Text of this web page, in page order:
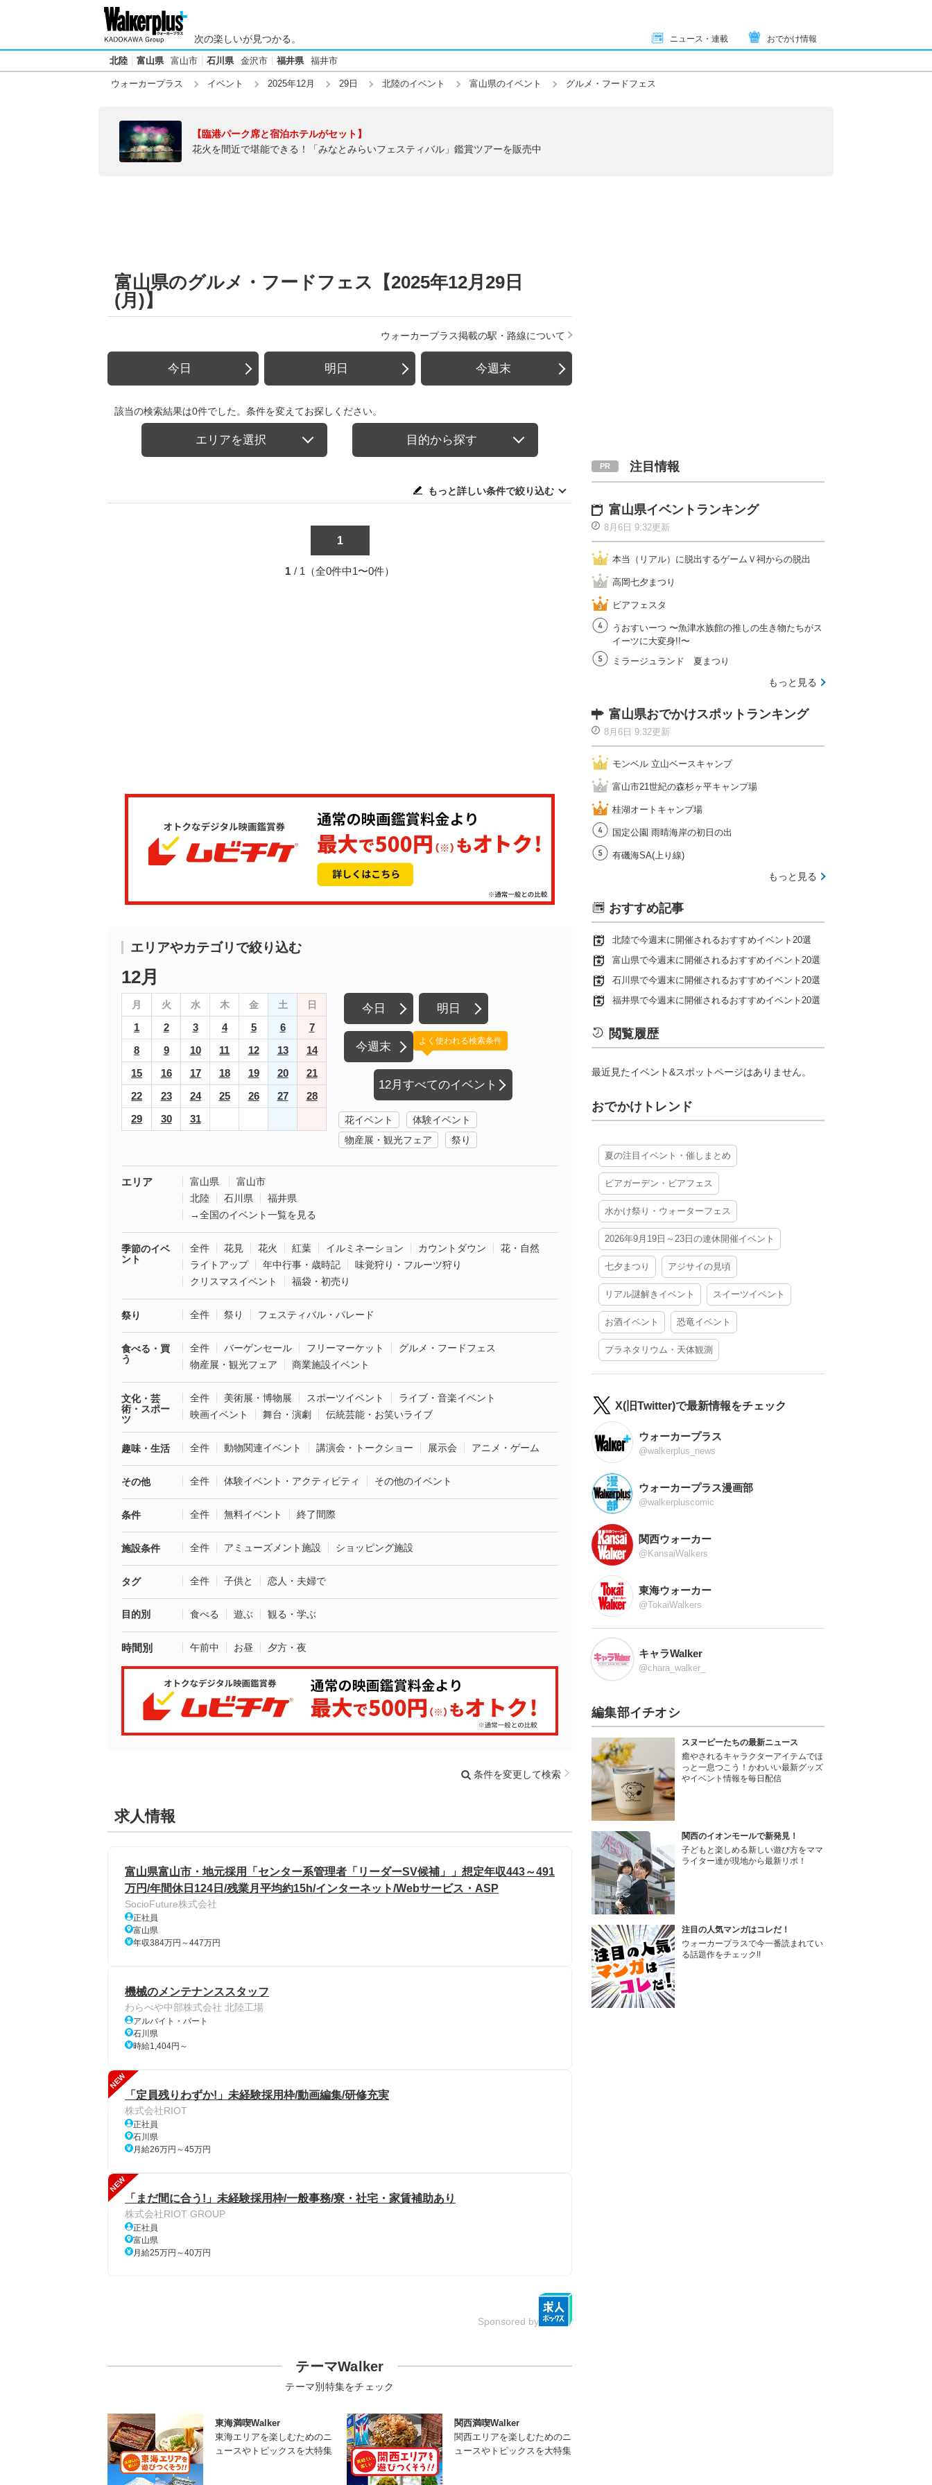
次の楽しいが見つかる。 ニュース・連載 おでかけ情報
北陸 富山県 富山市 石川県 金沢市 福井県 福井市
ウォーカープラス イベント 2025年12月 29日 北陸のイベント 富山県のイベント グルメ・フードフェス
【臨港パーク席と宿泊ホテルがセット】
花火を間近で堪能できる！「みなとみらいフェスティバル」鑑賞ツアーを販売中
富山県のグルメ・フードフェス【2025年12月29日
(月)】
ウォーカープラス掲載の駅・路線について
今日 明日 今週末
該当の検索結果は0件でした。条件を変えてお探しください。
エリアを選択 目的から探す
もっと詳しい条件で絞り込む
1
1 / 1（全0件中1〜0件）
エリアやカテゴリで絞り込む
12月
月 火 水 木 金 土 日
1 2 3 4 5 6
7
8
9 10 11 12 13
14
15
16 17 18 19 20
21
22
23 24 25 26 27
28
29
30 31
今日 明日
今週末
12月すべてのイベント
よく使われる検索条件
花イベント
体験イベント
物産展・観光フェア
祭り
エリア 富山県
富山市
北陸
石川県
福井県
→全国のイベント一覧を見る
季節のイベ
ント
全件 花見 花火 紅葉 イルミネーション カウントダウン
花・自然
ライトアップ
年中行事・歳時記
味覚狩り・フルーツ狩り
クリスマスイベント
福袋・初売り
祭り 全件 祭り フェスティバル・パレード
食べる・買
う
全件 バーゲンセール フリーマーケット
グルメ・フードフェス
物産展・観光フェア
商業施設イベント
文化・芸
術・スポー
ツ
全件 美術展・博物展 スポーツイベント
ライブ・音楽イベント
映画イベント
舞台・演劇 伝統芸能・お笑いライブ
趣味・生活 全件 動物関連イベント 講演会・トークショー 展示会 アニメ・ゲーム
その他 全件 体験イベント・アクティビティ その他のイベント
条件 全件 無料イベント 終了間際
施設条件 全件 アミューズメント施設 ショッピング施設
タグ 全件 子供と 恋人・夫婦で
目的別 食べる 遊ぶ 観る・学ぶ
時間別 午前中 お昼 夕方・夜
条件を変更して検索
求人情報
富山県富山市・地元採用「センター系管理者「リーダーSV候補」」想定年収443～491
万円/年間休日124日/残業月平均約15h/インターネット/Webサービス・ASP
SocioFuture株式会社
正社員
富山県
年収384万円～447万円
機械のメンテナンススタッフ
わらべや中部株式会社 北陸工場
アルバイト・パート
石川県
時給1,404円～
NEW
「定員残りわずか!」未経験採用枠/動画編集/研修充実
株式会社RIOT
正社員
石川県
月給26万円～45万円
NEW
「まだ間に合う!」未経験採用枠/一般事務/寮・社宅・家賃補助あり
株式会社RIOT GROUP
正社員
富山県
月給25万円～40万円
Sponsored by
テーマWalker
テーマ別特集をチェック
東海満喫Walker
東海エリアを楽しむためのニ
ュースやトピックスを大特集
関西満喫Walker
関西エリアを楽しむためのニ
ュースやトピックスを大特集
注目情報
富山県イベントランキング
8月6日 9:32更新
本当（リアル）に脱出するゲームＶ祠からの脱出
高岡七夕まつり
ビアフェスタ
うおすいーつ 〜魚津水族館の推しの生き物たちがス
イーツに大変身!!〜
ミラージュランド 夏まつり
もっと見る
富山県おでかけスポットランキング
8月6日 9:32更新
モンベル 立山ベースキャンプ
富山市21世紀の森杉ヶ平キャンプ場
桂湖オートキャンプ場
国定公園 雨晴海岸の初日の出
有磯海SA(上り線)
もっと見る
おすすめ記事
北陸で今週末に開催されるおすすめイベント20選
富山県で今週末に開催されるおすすめイベント20選
石川県で今週末に開催されるおすすめイベント20選
福井県で今週末に開催されるおすすめイベント20選
閲覧履歴
最近見たイベント&スポットページはありません。
おでかけトレンド
夏の注目イベント・催しまとめ
ビアガーデン・ビアフェス
水かけ祭り・ウォーターフェス
2026年9月19日～23日の連休開催イベント
七夕まつり アジサイの見頃
リアル謎解きイベント スイーツイベント
お酒イベント 恐竜イベント
プラネタリウム・天体観測
X(旧Twitter)で最新情報をチェック
ウォーカープラス
@walkerplus_news
ウォーカープラス漫画部
@walkerpluscomic
関西ウォーカー
@KansaiWalkers
東海ウォーカー
@TokaiWalkers
キャラWalker
@chara_walker_
編集部イチオシ
スヌーピーたちの最新ニュース
癒やされるキャラクターアイテムでほ
っと一息つこう！かわいい最新グッズ
やイベント情報を毎日配信
関西のイオンモールで新発見！
子どもと楽しめる新しい遊び方をママ
ライター達が現地から最新リポ！
注目の人気マンガはコレだ！
ウォーカープラスで今一番読まれてい
る話題作をチェック!!